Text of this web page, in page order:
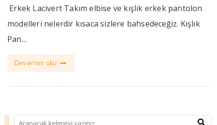
Erkek Lacivert Takım elbise ve kışlık erkek pantolon
modelleri nelerdir kısaca sizlere bahsedeceğiz. Kışlık
Pan...
Devamını oku